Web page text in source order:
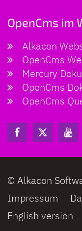
OpenCms im
Alkacon
OpenCms
Mercury
OpenCms
OpenCms
© Alkacon
Impressum
English version